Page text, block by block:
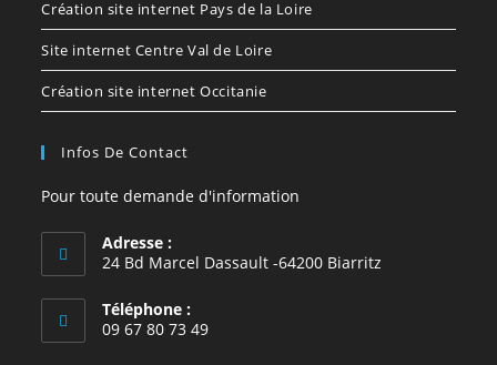
Création site internet Pays de la Loire
Site internet Centre Val de Loire
Création site internet Occitanie
Infos De Contact
Pour toute demande d'information
Adresse :
24 Bd Marcel Dassault -64200 Biarritz
Téléphone :
09 67 80 73 49